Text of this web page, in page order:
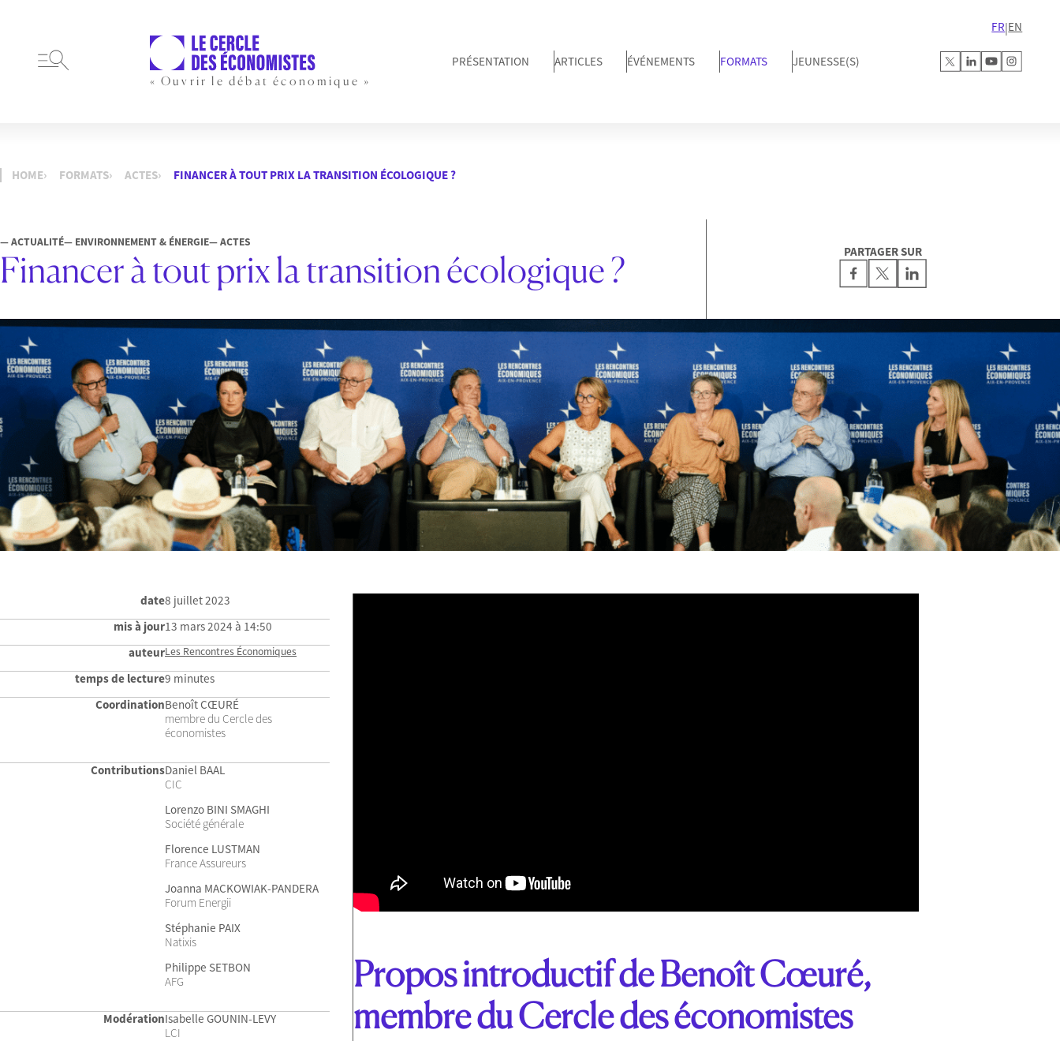
« Ouvrir le débat économique »
PRÉSENTATION ARTICLES ÉVÉNEMENTS FORMATS JEUNESSE(S)
FR|EN
HOME FORMATS ACTES FINANCER À TOUT PRIX LA TRANSITION ÉCOLOGIQUE ?
— ACTUALITÉ— ENVIRONNEMENT & ÉNERGIE— ACTES
Financer à tout prix la transition écologique ? PARTAGER SUR
date8 juillet 2023
mis à jour13 mars 2024 à 14:50
auteurLes Rencontres Économiques
temps de lecture9 minutes
CoordinationBenoît CŒURÉ
membre du Cercle des
économistes
ContributionsDaniel BAAL
CIC
Lorenzo BINI SMAGHI
Société générale
Florence LUSTMAN
France Assureurs
Joanna MACKOWIAK-PANDERA
Forum Energii
Stéphanie PAIX
Natixis
Philippe SETBON
AFG
ModérationIsabelle GOUNIN-LEVY
LCI
Propos introductif de Benoît Cœuré,
membre du Cercle des économistes